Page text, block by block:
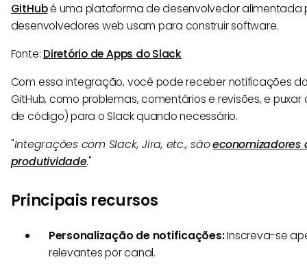
GitHubé uma plataforma de desenvolvedor alimentada
desenvolvedores web usam para construir software.
Fonte: Diretório de Apps do Slack
Com essa integração, você pode receber notificações
GitHub, como problemas, comentários e revisões, e
de código) para o Slack quando necessário.
"Integrações com Slack, Jira, etc., sãoeconomizadores
produtividade."
Principais recursos
Personalização de notificações:Inscreva-se
relevantes por canal.